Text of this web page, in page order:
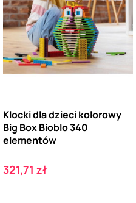
Klocki dla dzieci kolorowy
Big Box Bioblo 340
elementów
Cena
321,71 zł